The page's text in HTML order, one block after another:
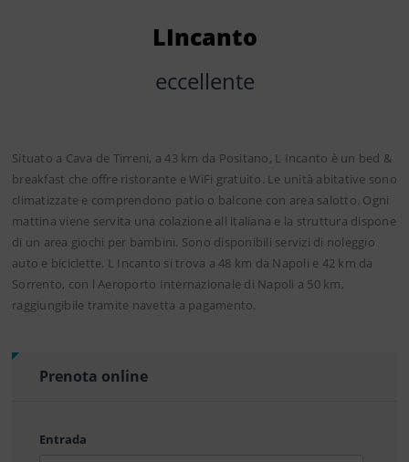
LIncanto
eccellente
Situato a Cava de Tirreni, a 43 km da Positano, L Incanto è un bed &
breakfast che offre ristorante e WiFi gratuito. Le unità abitative sono
climatizzate e comprendono patio o balcone con area salotto. Ogni
mattina viene servita una colazione all italiana e la struttura dispone
di un area giochi per bambini. Sono disponibili servizi di noleggio
auto e biciclette. L Incanto si trova a 48 km da Napoli e 42 km da
Sorrento, con l Aeroporto Internazionale di Napoli a 50 km,
raggiungibile tramite navetta a pagamento.
Prenota online
Entrada